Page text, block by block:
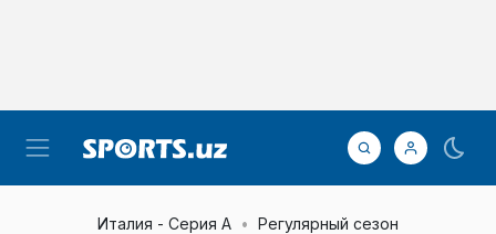
Италия - Серия А Регулярный сезон